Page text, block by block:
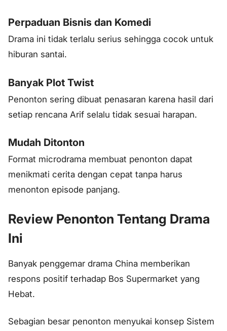
Perpaduan Bisnis dan Komedi
Drama ini tidak terlalu serius sehingga cocok untuk
hiburan santai.
Banyak Plot Twist
Penonton sering dibuat penasaran karena hasil dari
setiap rencana Arif selalu tidak sesuai harapan.
Mudah Ditonton
Format microdrama membuat penonton dapat
menikmati cerita dengan cepat tanpa harus
menonton episode panjang.
Review Penonton Tentang Drama
Ini
Banyak penggemar drama China memberikan
respons positif terhadap Bos Supermarket yang
Hebat.
Sebagian besar penonton menyukai konsep Sistem